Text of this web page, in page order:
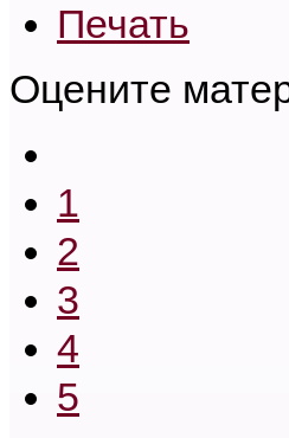
Печать
Оцените
1
2
3
4
5